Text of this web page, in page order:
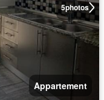
5photos
Appartement